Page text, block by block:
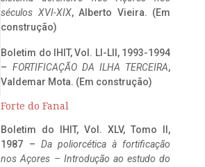
séculos XVI-XIX, Alberto Vieira. (Em
construção)
Boletim do IHIT, Vol. LI-LII, 1993-1994
– FORTIFICAÇÃO DA ILHA TERCEIRA,
Valdemar Mota. (Em construção)
Forte do Fanal
Boletim do IHIT, Vol. XLV, Tomo II,
1987 – Da poliorcética à fortificação
nos Açores – Introdução ao estudo do